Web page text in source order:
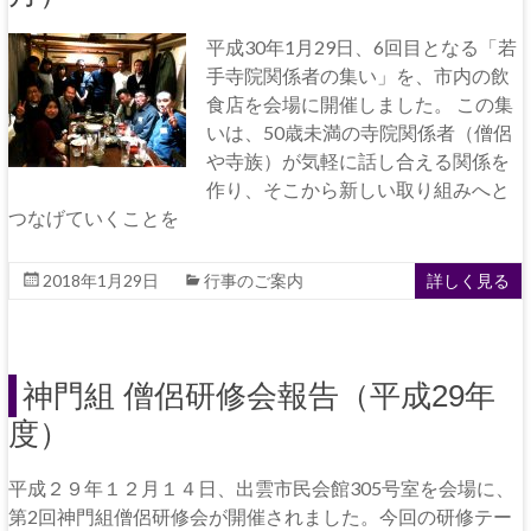
平成30年1月29日、6回目となる「若
手寺院関係者の集い」を、市内の飲
食店を会場に開催しました。 この集
いは、50歳未満の寺院関係者（僧侶
や寺族）が気軽に話し合える関係を
作り、そこから新しい取り組みへと
つなげていくことを
2018年1月29日 行事のご案内 詳しく見る
神門組 僧侶研修会報告（平成29年
度）
平成２９年１２月１４日、出雲市民会館305号室を会場に、
第2回神門組僧侶研修会が開催されました。今回の研修テー